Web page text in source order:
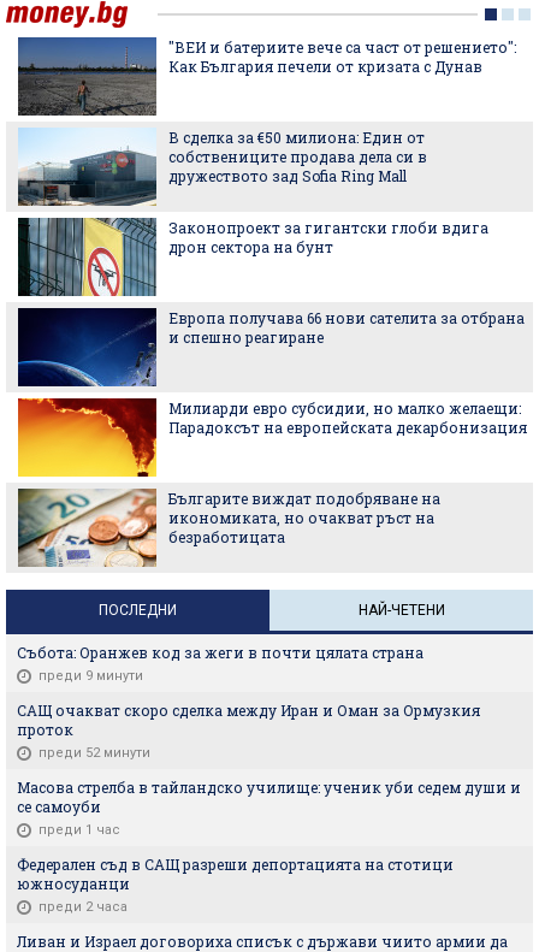
"ВЕИ и батериите вече са част от решението":
Как България печели от кризата с Дунав
В сделка за €50 милиона: Един от
собствениците продава дела си в
дружеството зад Sofia Ring Mall
Законопроект за гигантски глоби вдига
дрон сектора на бунт
Европа получава 66 нови сателита за отбрана
и спешно реагиране
Милиарди евро субсидии, но малко желаещи:
Парадоксът на европейската декарбонизация
Българите виждат подобряване на
икономиката, но очакват ръст на
безработицата
ПОСЛЕДНИ НАЙ-ЧЕТЕНИ
Събота: Оранжев код за жеги в почти цялата страна
преди 9 минути
САЩ очакват скоро сделка между Иран и Оман за Ормузкия
проток
преди 52 минути
Масова стрелба в тайландско училище: ученик уби седем души и
се самоуби
преди 1 час
Федерален съд в САЩ разреши депортацията на стотици
южносуданци
преди 2 часа
Ливан и Израел договориха списък с държави чиито армии да